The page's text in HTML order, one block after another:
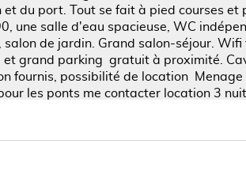
et du port. Tout se fait à pied courses
une salle d'eau spacieuse, WC
salon de jardin. Grand salon-séjour.
et grand parking gratuit à proximité.
fournis, possibilité de location
les ponts me contacter location 3